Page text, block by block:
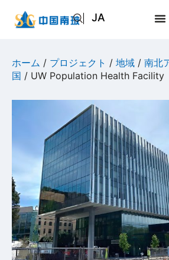
JA
AR
RU
ホーム / プロジェクト / 地域 / 南北
国 / UW Population Health Facility